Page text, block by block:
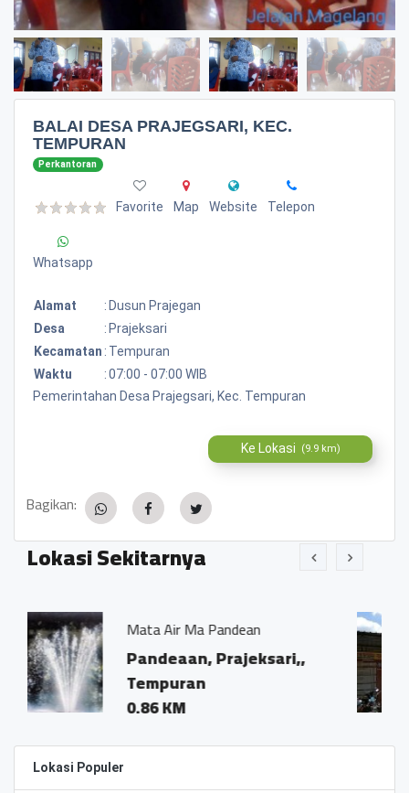
BALAI DESA PRAJEGSARI, KEC.
TEMPURAN
Perkantoran
Favorite Map Website Telepon
Whatsapp
Alamat : Dusun Prajegan
Desa
: Prajeksari
Kecamatan : Tempuran
Waktu
:07:00 - 07:00 WIB
Pemerintahan Desa Prajegsari, Kec. Tempuran
Ke Lokasi (9.9 km)
Bagikan:
Lokasi Sekitarnya
Air Ma Pandean
Prajeksari,,
KM
Balai
Tempuran
0.01 KM
Lokasi Populer